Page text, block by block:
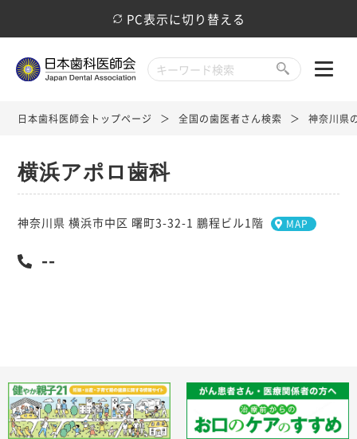
PC表示に切り替える
日本歯科医師会トップページ 全国の歯医者さん検索 神奈川県
横浜アポロ歯科
神奈川県 横浜市中区 曙町3-32-1 鵬程ビル1階 MAP
--